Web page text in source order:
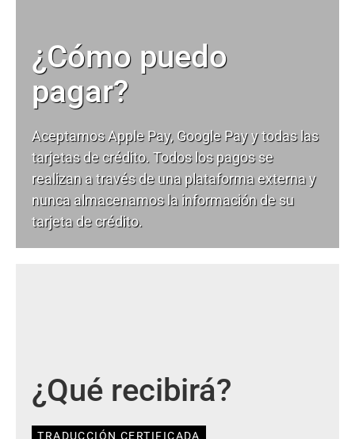
¿Cómo puedo
pagar?
Aceptamos Apple Pay, Google Pay y todas las
tarjetas de crédito. Todos los pagos se
realizan a través de una plataforma externa y
nunca almacenamos la información de su
tarjeta de crédito.
¿Qué recibirá?
TRADUCCIÓN CERTIFICADA